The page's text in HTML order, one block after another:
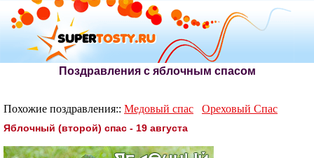
Поздравления с яблочным спасом
Похожие поздравления:: Медовый спас Ореховый Спас
Яблочный (второй) спас - 19 августа